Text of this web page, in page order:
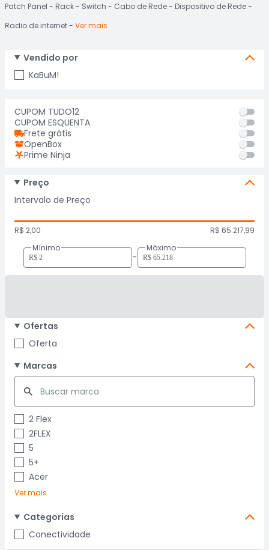
Patch Panel Rack Switch Cabo de Rede
Dispositivo de Rede
Radio de internet
Ver mais
Vendido por
KaBuM!
CUPOM TUDO12
CUPOM ESQUENTA
Frete grátis
OpenBox
Prime Ninja
Preço
Intervalo de Preço
R$ 2,00
R$ 65.217,99
Mínimo
-
Máximo
Ofertas
Oferta
Marcas
2 Flex
2FLEX
5
5+
Acer
Ver mais
Categorias
Conectividade